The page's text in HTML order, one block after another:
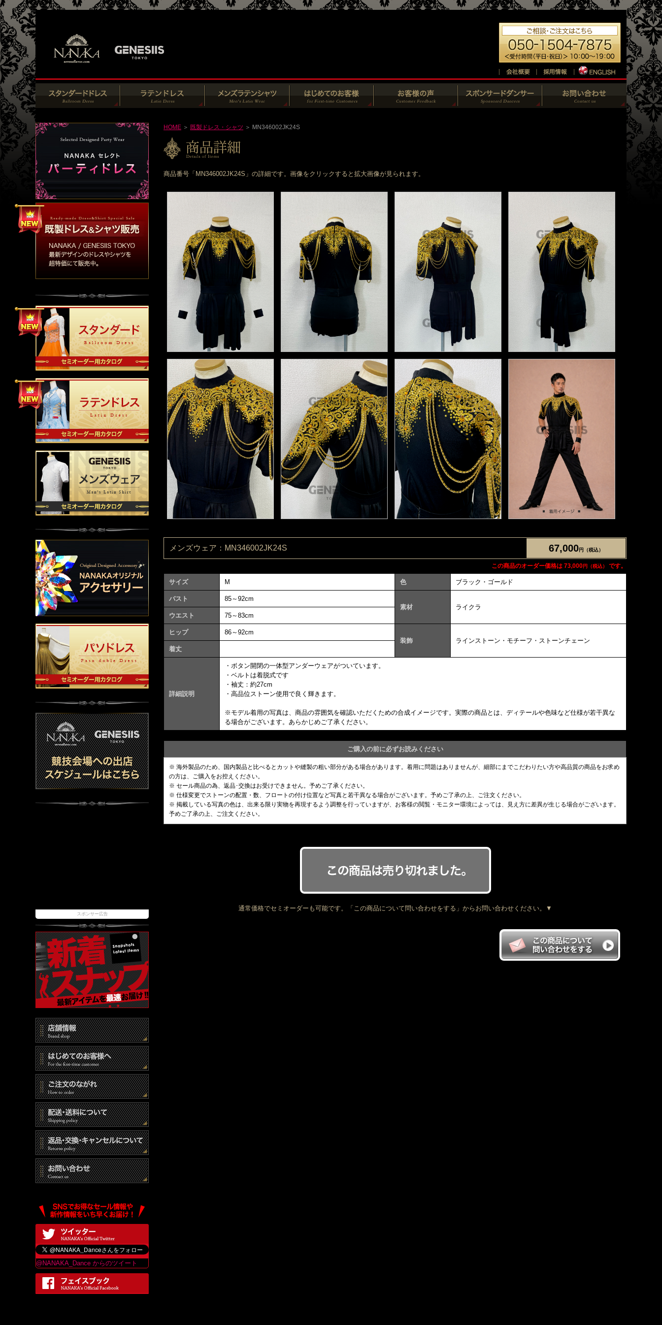
スポンサー広告
@NANAKA_Dance からのツイート
HOME ＞ 既製ドレス・シャツ ＞ MN346002JK24S
商品番号「MN346002JK24S」の詳細です。画像をクリックすると拡大画像が見られます。
メンズウェア：MN346002JK24S 67,000円（税込）
この商品のオーダー価格は 73,000円（税込） です。
サイズ M 色 ブラック・ゴールド
バスト
85～92cm
素材
ライクラ
ウエスト
75～83cm
ヒップ
86～92cm
装飾
ラインストーン・モチーフ・ストーンチェーン
着丈
詳細説明
・ボタン開閉の一体型アンダーウェアがついています。
・ベルトは着脱式です
・袖丈：約27cm
・高品位ストーン使用で良く輝きます。
※モデル着用の写真は、商品の雰囲気を確認いただくための合成イメージです。実際の商品とは、ディテールや色味など仕様が若干異な
る場合がございます。あらかじめご了承ください。
ご購入の前に必ずお読みください
※ 海外製品のため、国内製品と比べるとカットや縫製の粗い部分がある場合があります。着用に問題はありませんが、細部にまでこだわりたい方や高品質の商品をお求め
の方は、ご購入をお控えください。
※ セール商品の為、返品･交換はお受けできません。予めご了承ください。
※ 仕様変更でストーンの配置・数、フロートの付け位置など写真と若干異なる場合がございます。予めご了承の上、ご注文ください。
※ 掲載している写真の色は、出来る限り実物を再現するよう調整を行っていますが、お客様の閲覧・モニター環境によっては、見え方に差異が生じる場合がございます。
予めご了承の上、ご注文ください。
通常価格でセミオーダーも可能です。「この商品について問い合わせをする」からお問い合わせください。▼